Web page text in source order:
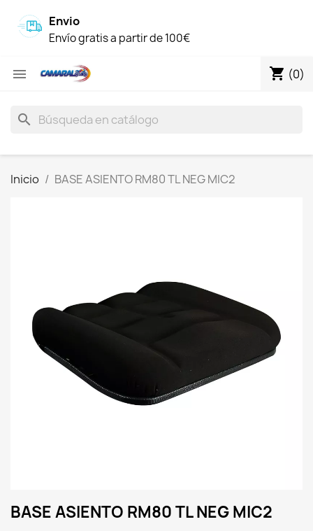
Envio
Envío gratis a partir de 100€
 shopping_cart (0)
search
Inicio BASE ASIENTO RM80 TL NEG MIC2
BASE ASIENTO RM80 TL NEG MIC2